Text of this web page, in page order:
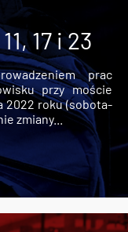
17 i 23
prac
przy moście
2022 roku (sobota-
zmiany...